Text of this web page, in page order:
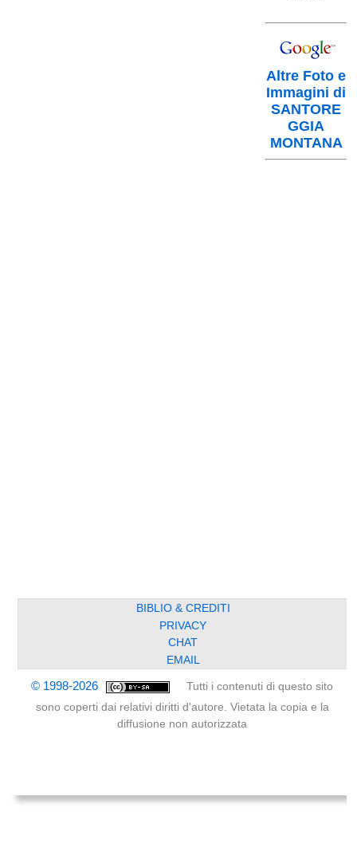
Altre Foto e
Immagini di
SANTORE
GGIA
MONTANA
BIBLIO & CREDITI
PRIVACY
CHAT
EMAIL
© 1998-2026
Tutti i contenuti di questo sito
sono coperti dai relativi diritti d'autore. Vietata la copia e la
diffusione non autorizzata